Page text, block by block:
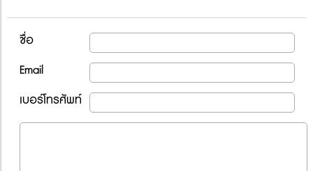
ชื่อ
Email
เบอร์โทรศัพท์